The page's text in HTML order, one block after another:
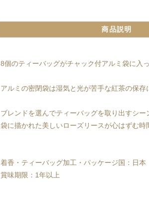
商品説明
8個のティーバッグがチャック付アルミ袋に入っ
アルミの密閉袋は湿気と光が苦手な紅茶の保存
ブレンドを選んでティーバッグを取り出すシー
袋に描かれた美しいローズリースが心はずむ時
着香・ティーバッグ加工・パッケージ国：日本
賞味期限：1年以上